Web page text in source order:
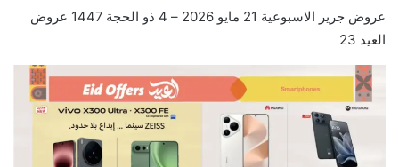
عروض جرير الاسبوعية 21 مايو 2026 – 4 ذو الحجة 1447 عروض
العيد 23